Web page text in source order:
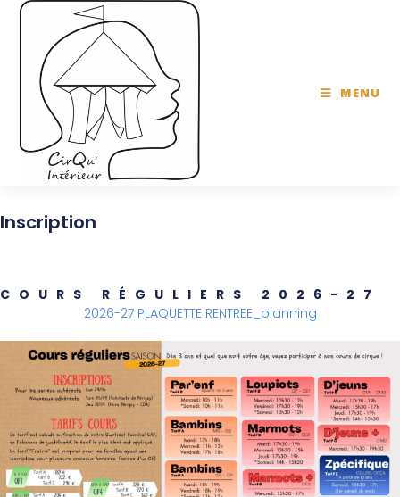
MENU
Inscription
COURS RÉGULIERS 2026-27
2026-27 PLAQUETTE RENTREE_planning